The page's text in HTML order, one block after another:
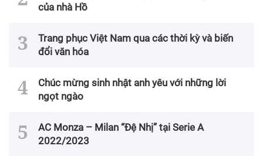
của nhà Hồ
Trang phục Việt Nam qua các thời kỳ và biến
đổi văn hóa
Chúc mừng sinh nhật anh yêu với những lời
ngọt ngào
AC Monza – Milan “Đệ Nhị” tại Serie A
2022/2023